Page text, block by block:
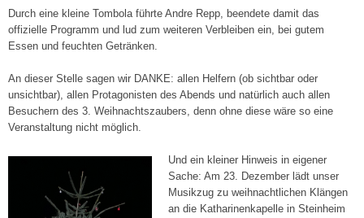
Durch eine kleine Tombola führte Andre Repp, beendete damit das
offizielle Programm und lud zum weiteren Verbleiben ein, bei gutem
Essen und feuchten Getränken.
An dieser Stelle sagen wir DANKE: allen Helfern (ob sichtbar oder
unsichtbar), allen Protagonisten des Abends und natürlich auch allen
Besuchern des 3. Weihnachtszaubers, denn ohne diese wäre so eine
Veranstaltung nicht möglich.
Und ein kleiner Hinweis in eigener
Sache: Am 23. Dezember lädt unser
Musikzug zu weihnachtlichen Klängen
an die Katharinenkapelle in Steinheim